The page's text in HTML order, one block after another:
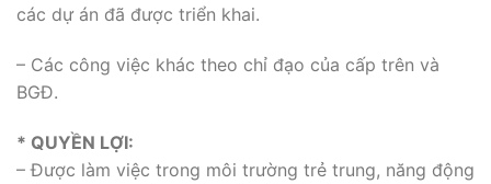
các dự án đã được triển khai.
– Các công việc khác theo chỉ đạo của cấp trên và
BGĐ.
* QUYỀN LỢI:
– Được làm việc trong môi trường trẻ trung, năng động